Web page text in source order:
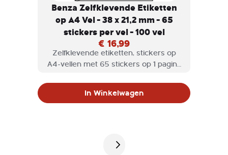
Benza Zelfklevende Etiketten
op A4 Vel - 38 x 21,2 mm - 65
stickers per vel - 100 vel
€ 16,99
Zelfklevende etiketten, stickers op
A4-vellen met 65 stickers op 1 pagina
In Winkelwagen